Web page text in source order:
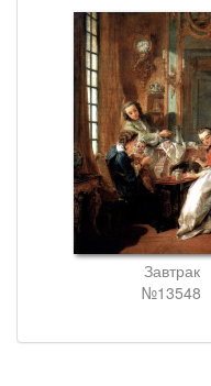
Завтрак
№13548